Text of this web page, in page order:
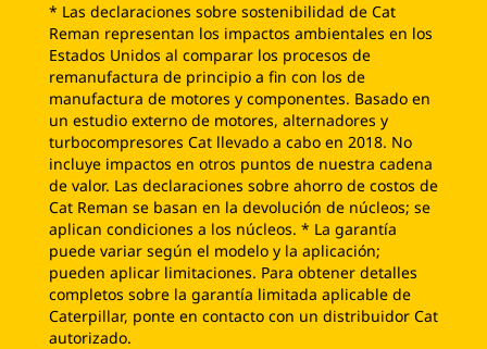
* Las declaraciones sobre sostenibilidad de Cat
Reman representan los impactos ambientales en los
Estados Unidos al comparar los procesos de
remanufactura de principio a fin con los de
manufactura de motores y componentes. Basado en
un estudio externo de motores, alternadores y
turbocompresores Cat llevado a cabo en 2018. No
incluye impactos en otros puntos de nuestra cadena
de valor. Las declaraciones sobre ahorro de costos de
Cat Reman se basan en la devolución de núcleos; se
aplican condiciones a los núcleos. * La garantía
puede variar según el modelo y la aplicación;
pueden aplicar limitaciones. Para obtener detalles
completos sobre la garantía limitada aplicable de
Caterpillar, ponte en contacto con un distribuidor Cat
autorizado.